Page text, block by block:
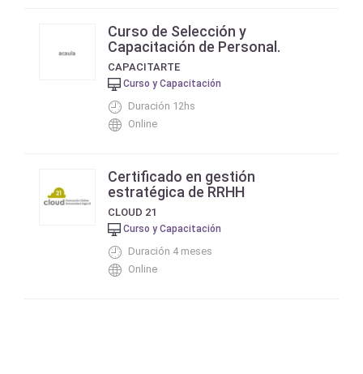
Curso de Selección y
Capacitación de Personal.
CAPACITARTE
Curso y Capacitación
Duración 12hs
Online
Certificado en gestión
estratégica de RRHH
CLOUD 21
Curso y Capacitación
Duración 4 meses
Online